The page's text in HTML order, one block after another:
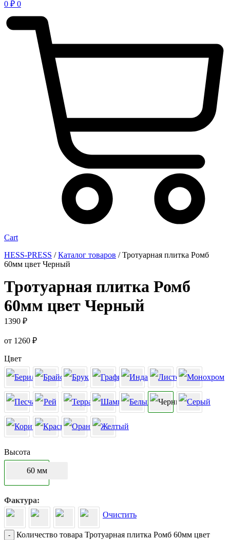
0 ₽ 0
Cart
HESS-PRESS /Каталог товаров /Тротуарная плитка Ромб
60мм цвет Черный
Тротуарная плитка Ромб
60мм цвет Черный
1390 ₽
от 1260 ₽
Цвет
Высота
60 мм
Фактура
Очистить
-
Количество товара Тротуарная плитка Ромб 60мм цвет